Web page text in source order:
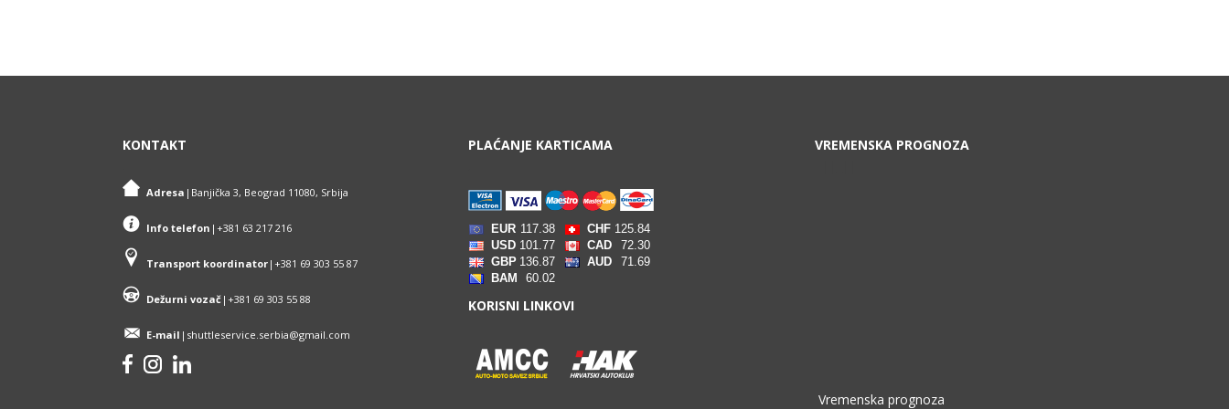
KONTAKT
Adresa | Banjička 3, Beograd 11080, Srbija
Info telefon |+381 63 217 216
Transport koordinator |+381 69 303 55 87
Dežurni vozač |+381 69 303 55 88
E-mail |shuttleservice.serbia@gmail.com
PLAĆANJE KARTICAMA
KORISNI LINKOVI
VREMENSKA PROGNOZA
Vremenska prognoza